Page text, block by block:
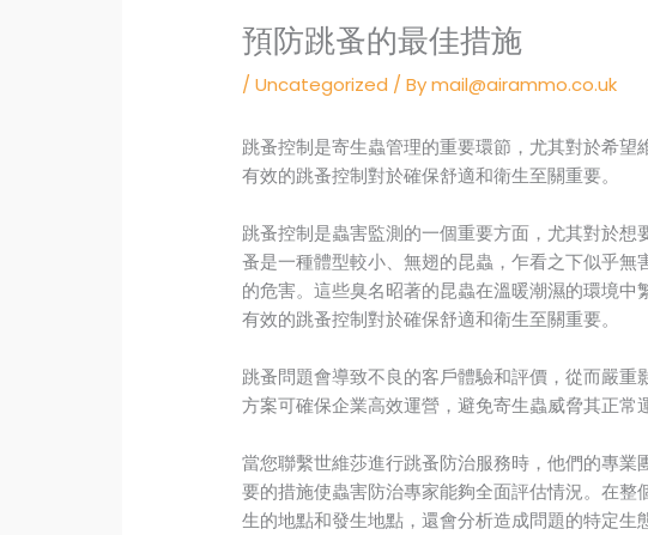
預防跳蚤的最佳措施
/Uncategorized / Bymail@airammo.co.uk
跳蚤控制是寄生蟲管理的重要環節，尤其對於希望
有效的跳蚤控制對於確保舒適和衛生至關重要。
跳蚤控制是蟲害監測的一個重要方面，尤其對於
蚤是一種體型較小、無翅的昆蟲，乍看之下似乎
的危害。這些臭名昭著的昆蟲在溫暖潮濕的環境中
有效的跳蚤控制對於確保舒適和衛生至關重要。
跳蚤問題會導致不良的客戶體驗和評價，從而嚴
方案可確保企業高效運營，避免寄生蟲威脅其正常
當您聯繫世維莎進行跳蚤防治服務時，他們的專
要的措施使蟲害防治專家能夠全面評估情況。在
生的地點和發生地點，還會分析造成問題的特定生